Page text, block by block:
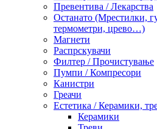
Превентива / Лекарства
Останато (Мрестилки,
термометри, црево…)
Магнети
Распрскувачи
Филтер / Прочистување
Пумпи / Компресори
Канистри
Греачи
Естетика / Керамики,
Керамики